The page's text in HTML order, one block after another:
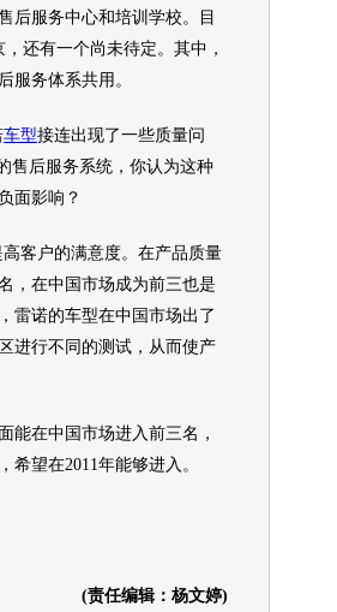
后服务中心和培训学校。目
还有一个尚未待定。其中，
服务体系共用。
车型接连出现了一些质量问
售后服务系统，你认为这种
面影响？
客户的满意度。在产品质量
，在中国市场成为前三也是
雷诺的车型在中国市场出了
进行不同的测试，从而使产
能在中国市场进入前三名，
望在2011年能够进入。
(责任编辑：杨文婷)